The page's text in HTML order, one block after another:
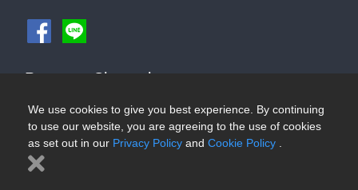
We use cookies to give you best experience. By continuing
to use our website, you are agreeing to the use of cookies
as set out in our Privacy Policy and Cookie Policy
Payment Channel